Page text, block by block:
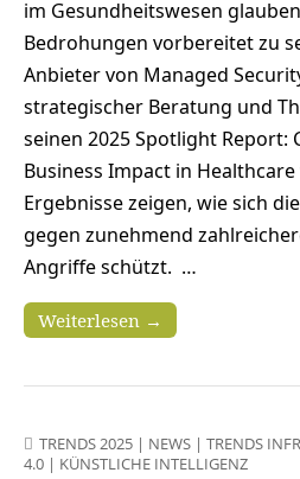
im Gesundheitswesen
Bedrohungen vorbereitet zu
Anbieter von Managed
strategischer Beratung und
seinen 2025 Spotlight Report:
Business Impact in
Ergebnisse zeigen, wie sich
gegen zunehmend
Angriffe schützt. …
Weiterlesen →
TRENDS 2025 | NEWS | TRENDS
4.0 | KÜNSTLICHE INTELLIGENZ